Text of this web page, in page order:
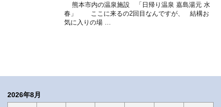
熊本市内の温泉施設 「日帰り温泉 嘉島湯元 水
春」 ここに来るの2回目なんですが、 結構お
気に入りの場 …
2026年8月